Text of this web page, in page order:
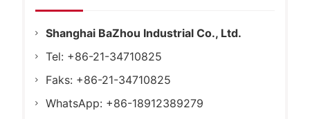
Shanghai BaZhou Industrial Co., Ltd.
Tel: +86-21-34710825
Faks: +86-21-34710825
WhatsApp: +86-18912389279